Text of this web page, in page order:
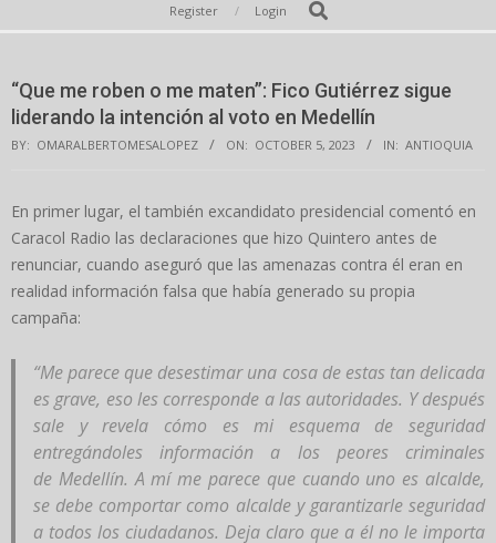
Navigation
Register Login Search
“Que me roben o me maten”: Fico Gutiérrez sigue
liderando la intención al voto en Medellín
BY: OMARALBERTOMESALOPEZ ON: OCTOBER 5, 2023 IN: ANTIOQUIA
En primer lugar, el también excandidato presidencial comentó en
Caracol Radio las declaraciones que hizo Quintero antes de
renunciar, cuando aseguró que las amenazas contra él eran en
realidad información falsa que había generado su propia
campaña:
“Me parece que desestimar una cosa de estas tan delicada
es grave, eso les corresponde a las autoridades. Y después
sale y revela cómo es mi esquema de seguridad
entregándoles información a los peores criminales
de Medellín. A mí me parece que cuando uno es alcalde,
se debe comportar como alcalde y garantizarle seguridad
a todos los ciudadanos. Deja claro que a él no le importa